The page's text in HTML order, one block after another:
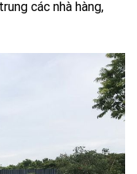
các nhà hàng,